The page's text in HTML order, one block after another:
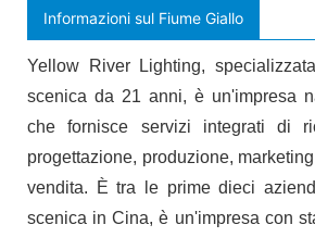
Informazioni sul Fiume Giallo
Yellow River Lighting,
scenica da 21 anni, è un'impresa
che fornisce servizi integrati di
progettazione, produzione,
vendita. È tra le prime dieci
scenica in Cina, è un'impresa con